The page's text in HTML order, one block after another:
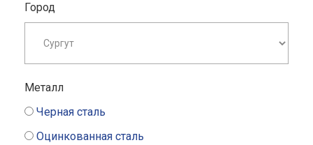
Город
Металл
Черная сталь
Оцинкованная сталь